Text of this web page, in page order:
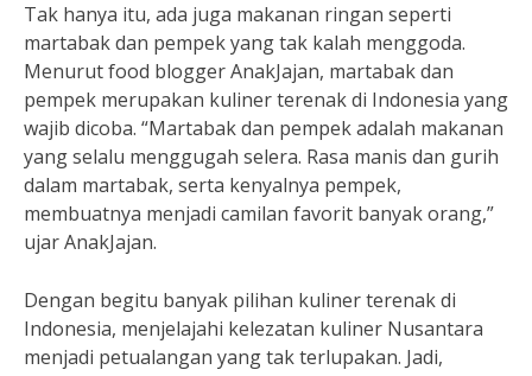
Tak hanya itu, ada juga makanan ringan seperti
martabak dan pempek yang tak kalah menggoda.
Menurut food blogger AnakJajan, martabak dan
pempek merupakan kuliner terenak di Indonesia yang
wajib dicoba. “Martabak dan pempek adalah makanan
yang selalu menggugah selera. Rasa manis dan gurih
dalam martabak, serta kenyalnya pempek,
membuatnya menjadi camilan favorit banyak orang,”
ujar AnakJajan.
Dengan begitu banyak pilihan kuliner terenak di
Indonesia, menjelajahi kelezatan kuliner Nusantara
menjadi petualangan yang tak terlupakan. Jadi,